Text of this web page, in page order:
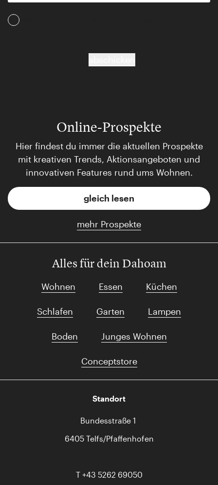
Online-Prospekte
Hier findest du immer die aktuellen Prospekte
mit kreativen Trends, Aktionsangeboten und
innovativen Features rund ums Wohnen.
gleich lesen
mehr Prospekte
Alles für dein Dahoam
Wohnen Essen Küchen
Schlafen Garten Lampen
Boden Junges Wohnen
Conceptstore
Standort
Bundesstraße 1
6405 Telfs/Pfaffenhofen
T +43 5262 69050